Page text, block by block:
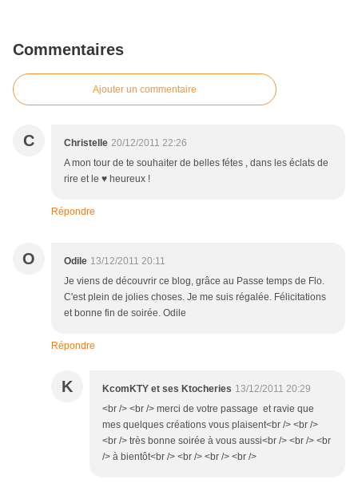
Commentaires
Ajouter un commentaire
C Christelle 20/12/2011 22:26
A mon tour de te souhaiter de belles fétes , dans les éclats de
rire et le ♥ heureux !
Répondre
O Odile 13/12/2011 20:11
Je viens de découvrir ce blog, grâce au Passe temps de Flo.
C'est plein de jolies choses. Je me suis régalée. Félicitations
et bonne fin de soirée. Odile
Répondre
K KcomKTY et ses Ktocheries 13/12/2011 20:29
<br /> <br /> merci de votre passage et ravie que
mes quelques créations vous plaisent<br /> <br />
<br /> très bonne soirée à vous aussi<br /> <br /> <br
/> à bientôt<br /> <br /> <br /> <br />